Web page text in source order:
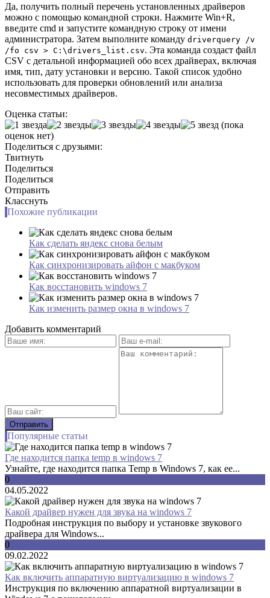
Да, получить полный перечень установленных драйверов
можно с помощью командной строки. Нажмите Win+R,
введите cmd и запустите командную строку от имени
администратора. Затем выполните команду driverquery /v
/fo csv > C:\drivers_list.csv. Эта команда создаст файл
CSV с детальной информацией обо всех драйверах, включая
имя, тип, дату установки и версию. Такой список удобно
использовать для проверки обновлений или анализа
несовместимых драйверов.
Оценка статьи:
(пока
оценок нет)
Поделиться с друзьями:
Твитнуть
Поделиться
Поделиться
Отправить
Класснуть
Похожие публикации
Как сделать яндекс снова белым
Как синхронизировать айфон с макбуком
Как восстановить windows 7
Как изменить размер окна в windows 7
Добавить комментарий
Популярные статьи
Где находится папка temp в windows 7
Узнайте, где находится папка Temp в Windows 7, как ее...
0
04.05.2022
Какой драйвер нужен для звука на windows 7
Подробная инструкция по выбору и установке звукового
драйвера для Windows...
0
09.02.2022
Как включить аппаратную виртуализацию в windows 7
Инструкция по включению аппаратной виртуализации в